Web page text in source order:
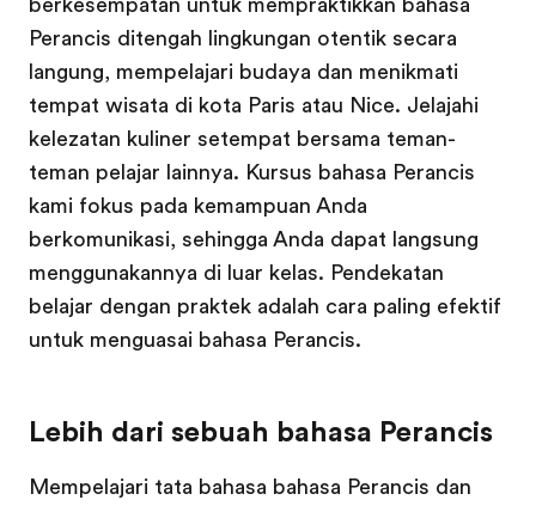
Perancis ditengah lingkungan otentik secara
langung, mempelajari budaya dan menikmati
tempat wisata di kota Paris atau Nice. Jelajahi
kelezatan kuliner setempat bersama teman-
teman pelajar lainnya. Kursus bahasa Perancis
kami fokus pada kemampuan Anda
berkomunikasi, sehingga Anda dapat langsung
menggunakannya di luar kelas. Pendekatan
belajar dengan praktek adalah cara paling efektif
untuk menguasai bahasa Perancis.
Lebih dari sebuah bahasa Perancis
Mempelajari tata bahasa bahasa Perancis dan